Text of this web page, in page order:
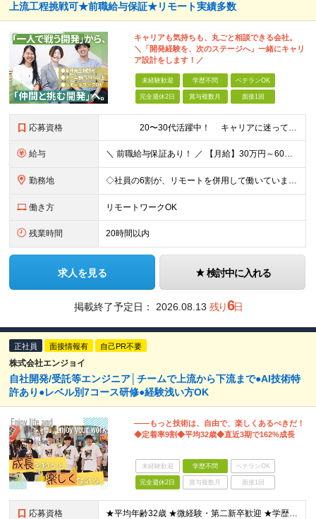
上流工程挑戦可★前職給与保証★リモート実績多数
キャリアも気持ちも、丸ごと相談できる会社。
＼「開発経験を、次のステージへ」一緒にキャリ
ア設計をします！／
未経験歓迎 学歴不問 ベテランOK
完全週休2日 賞与複数月 面接1回
応募資格 20〜30代活躍中！ キャリアに迷っていても大丈夫。 ＼まずは相談から始めませんか？／ ■IT業界で開発経験をお持ちの方（1年以上／言語不問） ■学歴不問 《こんな気持ちが少しでもある方
給与 ＼ 前職給与保証あり！ ／ 【月給】30万円～60万円（各種手当含む） ※経験・スキルを考慮の上、決定します ※月給には、みなし残業時間37時間分（67,300円～）を含む。 ※超過分は別途支給しま
勤務地 ◇社員の6割が、リモートを併用して働いています！ ◇フルリモートの実績もあり！ ◇勤務地やお住いの地域や希望を考慮 ◇転居を伴う転勤なし 一都三県をメインにプロジェクト先にて勤務いただきます！ ※リ
働き方 リモートワークOK
残業時間 20時間以内
求人を見る 検討中に入れる
掲載終了予定日： 2026.08.13 残り6日
正社員 面接情報有 自己PR不要
株式会社エンジョイ
自社開発/受託等エンジニア│チームで上流から下流まで●AI技術特
許あり●レベル別7コース研修●経験浅い方OK
――もっと技術は、自由で、楽しくあるべきだ！
◆定着率9割◆平均32歳◆直近3期で162%成長
未経験歓迎 学歴不問 ベテランOK
完全週休2日 賞与複数月 面接1回
応募資格 ★平均年齢32歳 ★微経験・第二新卒歓迎 ★学歴不問 ★人柄重視の採用 ＊＊＊＊＊＊＊＊＊＊＊ ■ 何かしらのITエンジニアとしての経験をお持ちの方 （年数は問いません） ○IT事務やヘルプデスク